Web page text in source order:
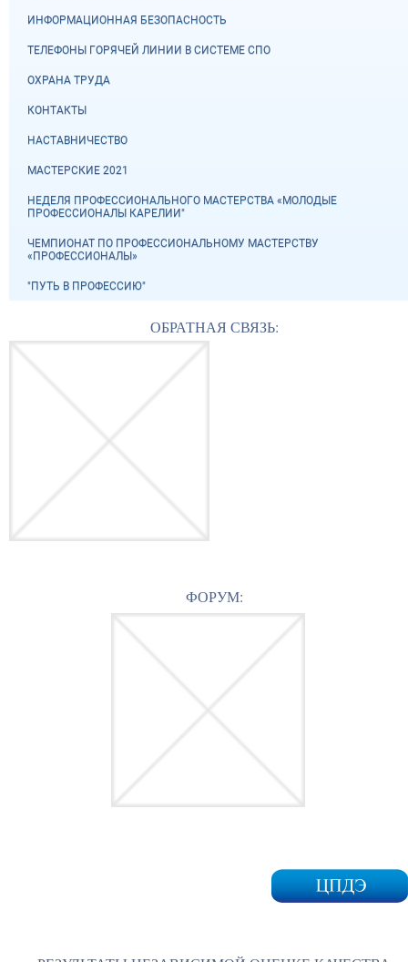
ИНФОРМАЦИОННАЯ БЕЗОПАСНОСТЬ
ТЕЛЕФОНЫ ГОРЯЧЕЙ ЛИНИИ В СИСТЕМЕ СПО
ОХРАНА ТРУДА
КОНТАКТЫ
НАСТАВНИЧЕСТВО
МАСТЕРСКИЕ 2021
НЕДЕЛЯ ПРОФЕССИОНАЛЬНОГО МАСТЕРСТВА «МОЛОДЫЕ
ПРОФЕССИОНАЛЫ КАРЕЛИИ"
ЧЕМПИОНАТ ПО ПРОФЕССИОНАЛЬНОМУ МАСТЕРСТВУ
«ПРОФЕССИОНАЛЫ»
"ПУТЬ В ПРОФЕССИЮ"
ОБРАТНАЯ СВЯЗЬ:
ФОРУМ: